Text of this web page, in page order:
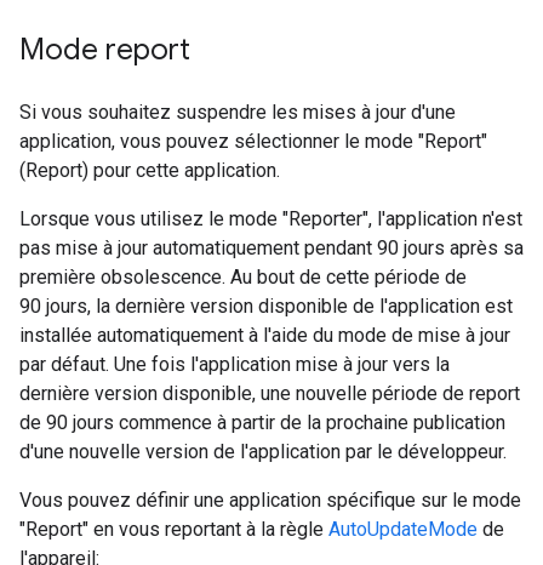
Mode report
Si vous souhaitez suspendre les mises à jour d'une
application, vous pouvez sélectionner le mode "Report"
(Report) pour cette application.
Lorsque vous utilisez le mode "Reporter", l'application n'est
pas mise à jour automatiquement pendant 90 jours après sa
première obsolescence. Au bout de cette période de
90 jours, la dernière version disponible de l'application est
installée automatiquement à l'aide du mode de mise à jour
par défaut. Une fois l'application mise à jour vers la
dernière version disponible, une nouvelle période de report
de 90 jours commence à partir de la prochaine publication
d'une nouvelle version de l'application par le développeur.
Vous pouvez définir une application spécifique sur le mode
"Report" en vous reportant à la règle AutoUpdateMode de
l'appareil: